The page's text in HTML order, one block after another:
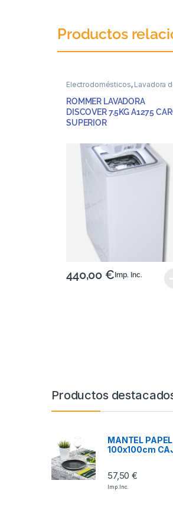
Productos
Electrodomésticos, Lavadora
ROMMER LAVADORA
DISCOVER 7.5KG A1275
SUPERIOR
440,00 € Imp. Inc.
Productos
MANTEL
100x100cm
57,50€
Imp. Inc.